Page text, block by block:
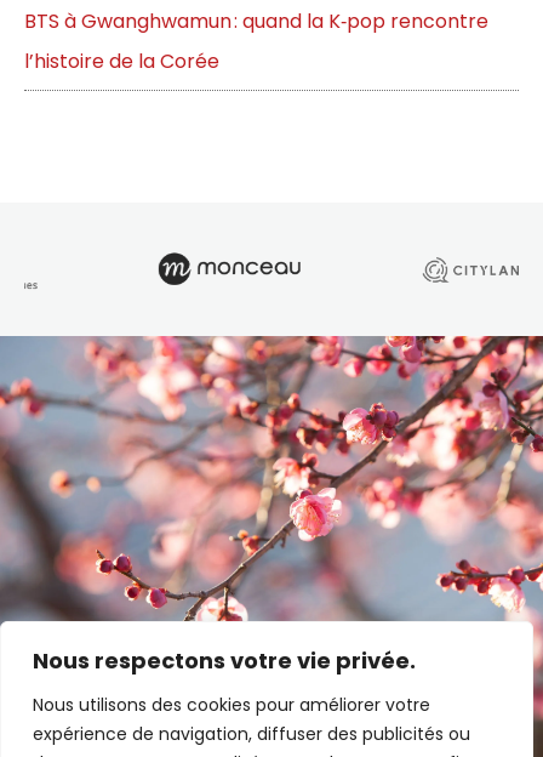
Nous respectons votre vie privée.
Nous utilisons des cookies pour améliorer votre
expérience de navigation, diffuser des publicités ou
BTS à Gwanghwamun : quand la K‑pop rencontre
l’histoire de la Corée